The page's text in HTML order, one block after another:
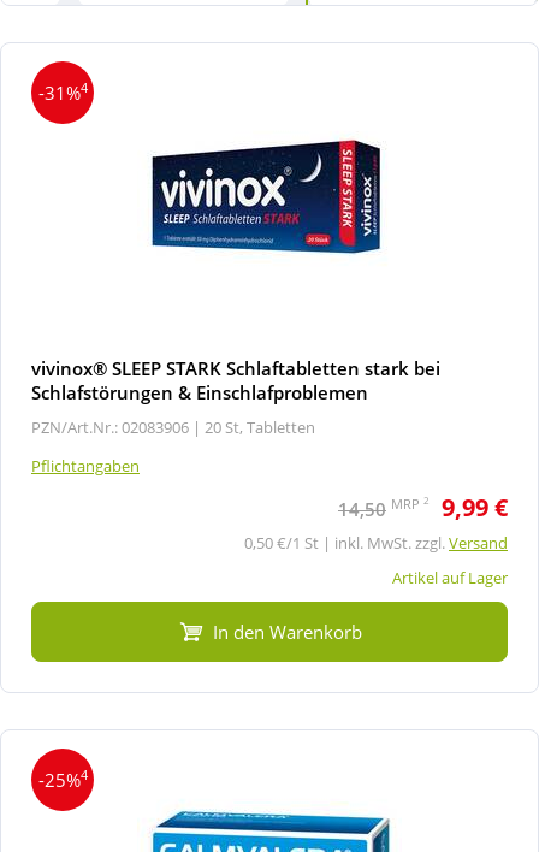
-31%4
vivinox® SLEEP STARK Schlaftabletten stark bei
Schlafstörungen & Einschlafproblemen
PZN/Art.Nr.: 02083906 | 20 St, Tabletten
Pflichtangaben
14,50 MRP 2 9,99 €
0,50 €/1 St | inkl. MwSt. zzgl.Versand
Artikel auf Lager
In den Warenkorb
-25%4